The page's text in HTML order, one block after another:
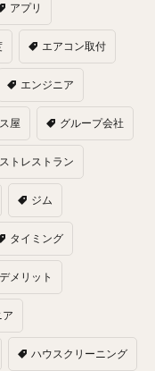
アプリ
エアコン取付
エンジニア
屋 グループ会社
トレストラン
ジム
タイミング
デメリット
ハウスクリーニング